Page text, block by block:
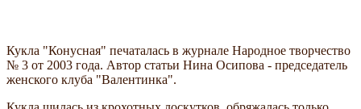
Кукла "Конусная" печаталась в журнале Народное творчество
№ 3 от 2003 года. Автор статьи Нина Осипова - председатель
женского клуба "Валентинка".